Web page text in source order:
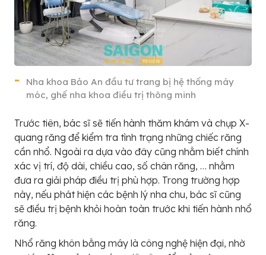
Nha khoa Bảo An đầu tư trang bị hệ thống máy
móc, ghế nha khoa điều trị thông minh
Trước tiên, bác sĩ sẽ tiến hành thăm khám và chụp X-
quang răng để kiểm tra tình trạng những chiếc răng
cần nhổ. Ngoài ra dựa vào đây cũng nhằm biết chính
xác vị trí, độ dài, chiều cao, số chân răng, … nhằm
đưa ra giải pháp điều trị phù hợp. Trong trường hợp
này, nếu phát hiện các bệnh lý nha chu, bác sĩ cũng
sẽ điều trị bệnh khỏi hoàn toàn trước khi tiến hành nhổ
răng.
Nhổ răng khôn bằng máy là công nghệ hiện đại, nhờ